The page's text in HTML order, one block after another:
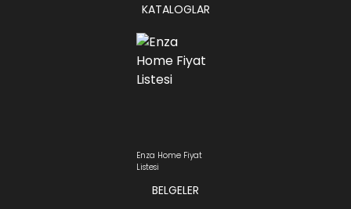
KATALOGLAR
Enza Home Fiyat
Listesi
BELGELER